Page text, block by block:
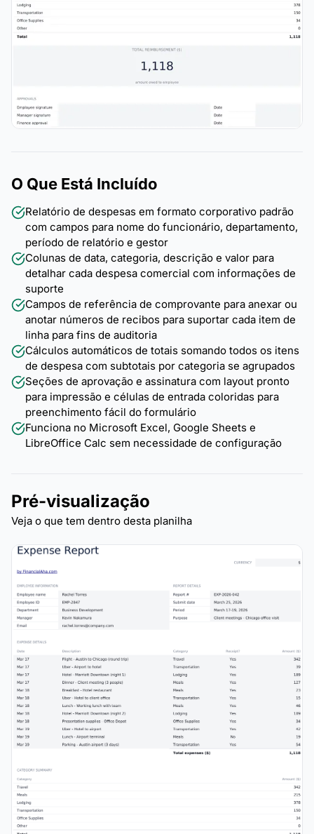
O Que Está Incluído
Relatório de despesas em formato corporativo padrão
com campos para nome do funcionário, departamento,
período de relatório e gestor
Colunas de data, categoria, descrição e valor para
detalhar cada despesa comercial com informações de
suporte
Campos de referência de comprovante para anexar ou
anotar números de recibos para suportar cada item de
linha para fins de auditoria
Cálculos automáticos de totais somando todos os itens
de despesa com subtotais por categoria se agrupados
Seções de aprovação e assinatura com layout pronto
para impressão e células de entrada coloridas para
preenchimento fácil do formulário
Funciona no Microsoft Excel, Google Sheets e
LibreOffice Calc sem necessidade de configuração
Pré-visualização
Veja o que tem dentro desta planilha